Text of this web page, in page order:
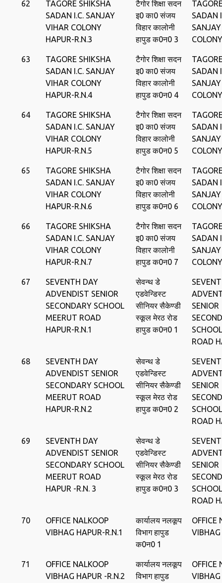
62
TAGORE SHIKSHA
SADAN I.C. SANJAY
VIHAR COLONY
HAPUR-R.N.3
टैगोर शिक्षा सदन
इ0 का0 संजय
विहार कालोनी
हापुड क0न0 3
SADAN
63
TAGORE SHIKSHA
SADAN I.C. SANJAY
VIHAR COLONY
HAPUR-R.N.4
टैगोर शिक्षा सदन
इ0 का0 संजय
विहार कालोनी
हापुड क0न0 4
SADAN
64
TAGORE SHIKSHA
SADAN I.C. SANJAY
VIHAR COLONY
HAPUR-R.N.5
टैगोर शिक्षा सदन
इ0 का0 संजय
विहार कालोनी
हापुड क0न0 5
SADAN
65
TAGORE SHIKSHA
SADAN I.C. SANJAY
VIHAR COLONY
HAPUR-R.N.6
टैगोर शिक्षा सदन
इ0 का0 संजय
विहार कालोनी
हापुड क0न0 6
SADAN
66
TAGORE SHIKSHA
SADAN I.C. SANJAY
VIHAR COLONY
HAPUR-R.N.7
टैगोर शिक्षा सदन
इ0 का0 संजय
विहार कालोनी
हापुड क0न0 7
SADAN
67
SEVENTH DAY
ADVENDIST SENIOR
SECONDARY SCHOOL
MEERUT ROAD
HAPUR-R.N.1
सेवन्‍थ डे
एडवेन्डिस्‍ट
सीनियर सैकेण्‍डी
स्‍कूल मेरठ रोड
हापुड क0न0 1
SENIOR
ROAD
68
SEVENTH DAY
ADVENDIST SENIOR
SECONDARY SCHOOL
MEERUT ROAD
HAPUR-R.N.2
सेवन्‍थ डे
एडवेन्डिस्‍ट
सीनियर सैकेण्‍डी
स्‍कूल मेरठ रोड
हापुड क0न0 2
SENIOR
ROAD
69
SEVENTH DAY
ADVENDIST SENIOR
SECONDARY SCHOOL
MEERUT ROAD
HAPUR -R.N. 3
सेवन्‍थ डे
एडवेन्डिस्‍ट
सीनियर सैकेण्‍डी
स्‍कूल मेरठ रोड
हापुड क0न0 3
SENIOR
ROAD
70
OFFICE NALKOOP
VIBHAG HAPUR-R.N.1
कार्यालय नलकूप
विभाग हापुड
क0न0 1
OFFICE
71
OFFICE NALKOOP
VIBHAG HAPUR -R.N.2
कार्यालय नलकूप
विभाग हापुड
OFFICE